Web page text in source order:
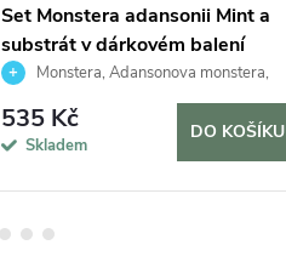
Set Monstera adansonii Mint a
substrát v dárkovém balení
Monstera, Adansonova monstera,
535 Kč
Skladem
DO KOŠÍKU